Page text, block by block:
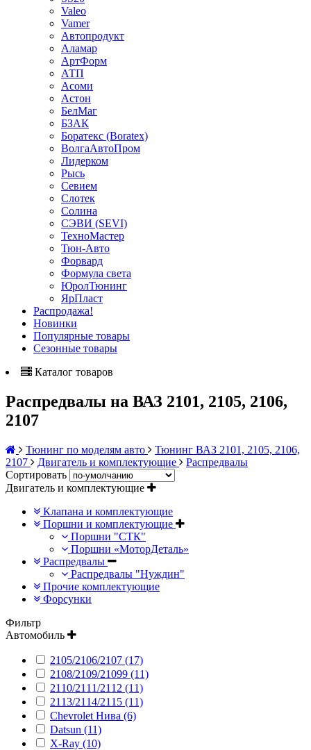
Valeo
Vamer
Автопродукт
Аламар
АртФорм
АТП
Асоми
Астон
БелМаг
БЗАК
Боратекс (Boratex)
ВолгаАвтоПром
Лидерком
Рысь
Севием
Слотек
Солина
СЭВИ (SEVI)
ТехноМастер
Тюн-Авто
Форвард
Формула света
ЮролТюнинг
ЯрПласт
Распродажа!
Новинки
Популярные товары
Сезонные товары
Каталог товаров
Распредвалы на ВАЗ 2101, 2105, 2106,
2107
Тюнинг по моделям авто
Тюнинг ВАЗ 2101, 2105, 2106,
2107
Двигатель и комплектующие
Распредвалы
Сортировать
Двигатель и комплектующие
Клапана и комплектующие
Поршни и комплектующие
Поршни "СТК"
Поршни «МоторДеталь»
Распредвалы
Распредвалы "Нуждин"
Прочие комплектующие
Форсунки
Фильтр
Автомобиль
2105/2106/2107 (17)
2108/2109/21099 (11)
2110/2111/2112 (11)
2113/2114/2115 (11)
Chevrolet Нива (6)
Datsun (11)
X-Ray (10)